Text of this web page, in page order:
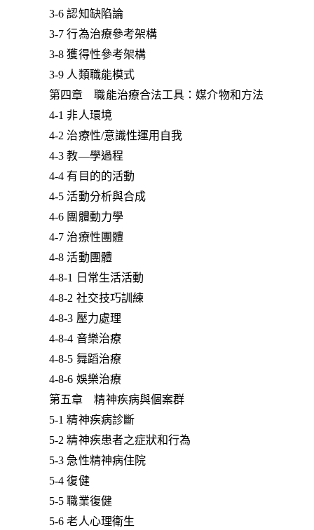
3-6 認知缺陷論
3-7 行為治療參考架構
3-8 獲得性參考架構
3-9 人類職能模式
第四章 職能治療合法工具：媒介物和方法
4-1 非人環境
4-2 治療性/意識性運用自我
4-3 教—學過程
4-4 有目的的活動
4-5 活動分析與合成
4-6 團體動力學
4-7 治療性團體
4-8 活動團體
4-8-1 日常生活活動
4-8-2 社交技巧訓練
4-8-3 壓力處理
4-8-4 音樂治療
4-8-5 舞蹈治療
4-8-6 娛樂治療
第五章 精神疾病與個案群
5-1 精神疾病診斷
5-2 精神疾患者之症狀和行為
5-3 急性精神病住院
5-4 復健
5-5 職業復健
5-6 老人心理衛生